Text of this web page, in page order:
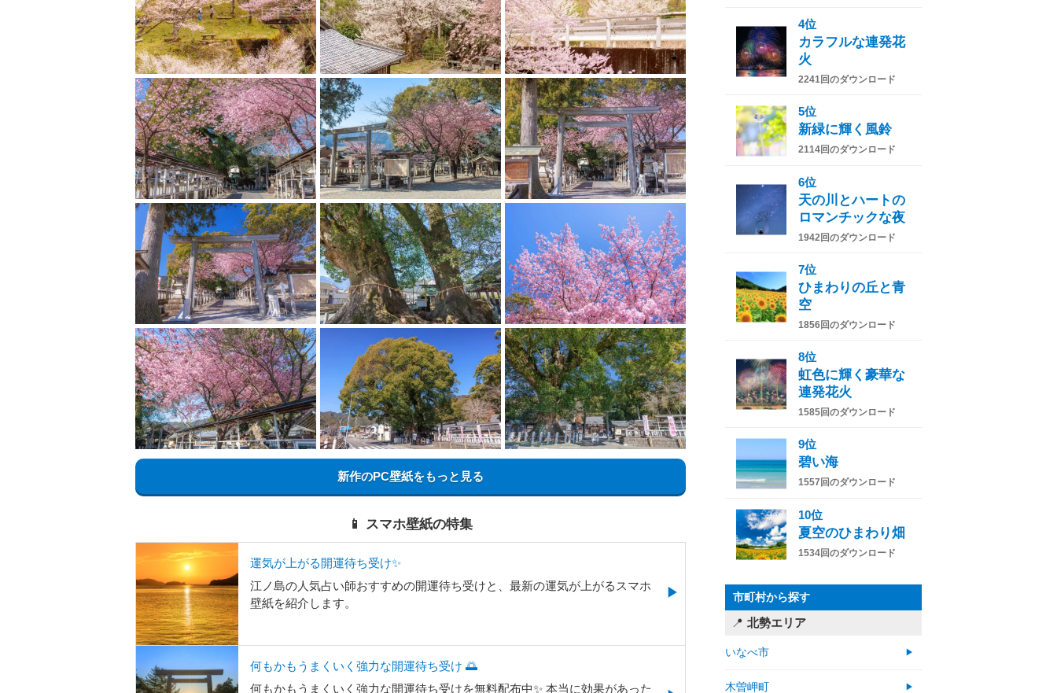
新作のPC壁紙をもっと見る
📱 スマホ壁紙の特集
運気が上がる開運待ち受け✨
江ノ島の人気占い師おすすめの開運待ち受けと、最新の運気が上がるスマホ
壁紙を紹介します。
何もかもうまくいく強力な開運待ち受け 🌅
何もかもうまくいく強力な開運待ち受けを無料配布中✨️ 本当に効果があった
4位
カラフルな連発花
火
2241回のダウンロード
5位
新緑に輝く風鈴
2114回のダウンロード
6位
天の川とハートの
ロマンチックな夜
1942回のダウンロード
7位
ひまわりの丘と青
空
1856回のダウンロード
8位
虹色に輝く豪華な
連発花火
1585回のダウンロード
9位
碧い海
1557回のダウンロード
10位
夏空のひまわり畑
1534回のダウンロード
市町村から探す
北勢エリア
いなべ市
木曽岬町